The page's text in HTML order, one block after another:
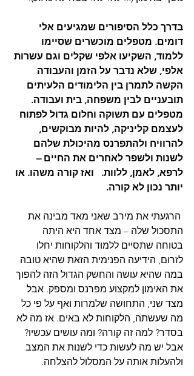
בדרך כלל הסיפורים שמגיעים אלי
דומים. מטפלים מוכשרים שסיימו
ללמוד, השקיעו אלפי שקלים וגם עשרות
אלפי, שלא נדבר על הזמן והעבודה
הקשה לתמרן בין הלימודים הלעיתים
תובעניים לבין משפחה, בית ועבודה.
מטפלים עם תשוקה וחלום גדול לפתוח
לעצמם קליניקה, להיות מבוקשים,
להרוויח ולהתפרנס מהיכולת שלהם
לשנות ולשפר לאחרים את החיים –
לרפא, לאמן, ללוות.   ואז קורה משהו. או
יותר נכון לא קורה.
הרגעתי את מירב שאני מאד מבינה את
התסכול שלה – מצד אחד היא היתה
בטוחה שתסיים ללמוד והלקוחות יחלו
לזרום, הידיעה הפנימית הזאת שהיא טובה
במה שהיא עושה והחשק הגדול הזה להפוך
את האימון למקצוע מפרנס ומספק. אבל
מצד שני, התחושה שלמרות ואף על פי כל
מה שעשתה, הלקוחות לא באים. אז מה לא
בסדר? למה זה קורה? ומה עושים עכשיו?
אבל יש מה לעשות כדי לשנות את המצב
ולהעלות אותה על המסלול להצלחה.